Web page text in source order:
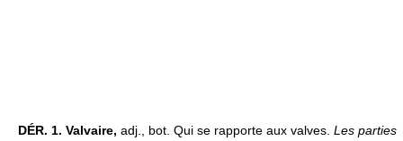
DÉR. 1. Valvaire, adj., bot. Qui se rapporte aux valves. Les parties